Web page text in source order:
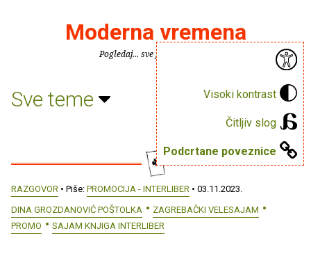
Visoki kontrast
Čitljiv slog
Podcrtane poveznice
Moderna vremena
Pogledaj... sve je puno knjiga.
Sve teme
RAZGOVOR • Piše: PROMOCIJA - INTERLIBER • 03.11.2023.
DINA GROZDANOVIĆ POŠTOLKA
ZAGREBAČKI VELESAJAM
PROMO
SAJAM KNJIGA INTERLIBER